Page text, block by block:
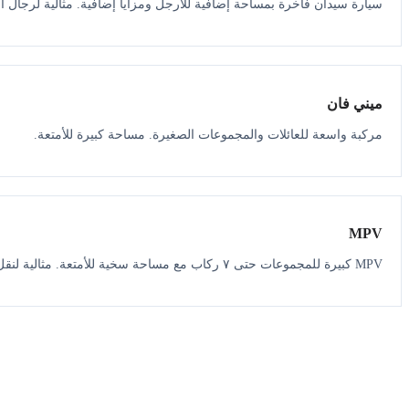
سيارة سيدان فاخرة بمساحة إضافية للأرجل ومزايا إضافية. مثالية لرجال
ميني فان
مركبة واسعة للعائلات والمجموعات الصغيرة. مساحة كبيرة للأمتعة.
MPV
MPV كبيرة للمجموعات حتى ٧ ركاب مع مساحة سخية للأمتعة. مثالية لنقل المطار.